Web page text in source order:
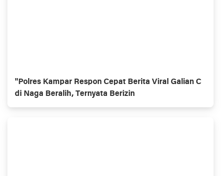
"Polres Kampar Respon Cepat Berita Viral Galian C
di Naga Beralih, Ternyata Berizin